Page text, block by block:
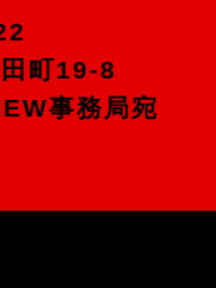
町19-8
事務局宛